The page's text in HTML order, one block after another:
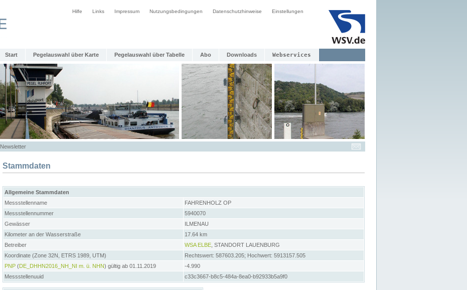
Hilfe Links Impressum Nutzungsbedingungen Datenschutzhinweise Einstellungen
Start Pegelauswahl über Karte Pegelauswahl über Tabelle Abo Downloads Webservices
Newsletter
Stammdaten
Allgemeine Stammdaten
Messstellenname
FAHRENHOLZ OP
Messstellennummer
5940070
Gewässer
ILMENAU
Kilometer an der Wasserstraße
17.64 km
Betreiber
WSA ELBE , STANDORT LAUENBURG
Koordinate (Zone 32N, ETRS 1989, UTM)
Rechtswert: 587603.205; Hochwert: 5913157.505
PNP (DE_DHHN2016_NH_NI m. ü. NHN) gültig ab 01.11.2019
-4.990
Messstellenuuid
c33c3667-b8c5-484a-8ea0-b92933b5a9f0